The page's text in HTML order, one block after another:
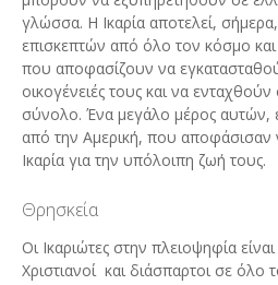
γλώσσα. Η Ικαρία αποτελεί,
επισκεπτών από όλο τον κόσμο και
που αποφασίζουν να
οικογένειές τους και να
σύνολο. Ένα μεγάλο μέρος αυτών,
από την Αμερική, που αποφάσισαν
Ικαρία για την υπόλοιπη ζωή τους.
Θρησκεία
Οι Ικαριώτες στην πλειοψηφία
Χριστιανοί και διάσπαρτοι σε όλο